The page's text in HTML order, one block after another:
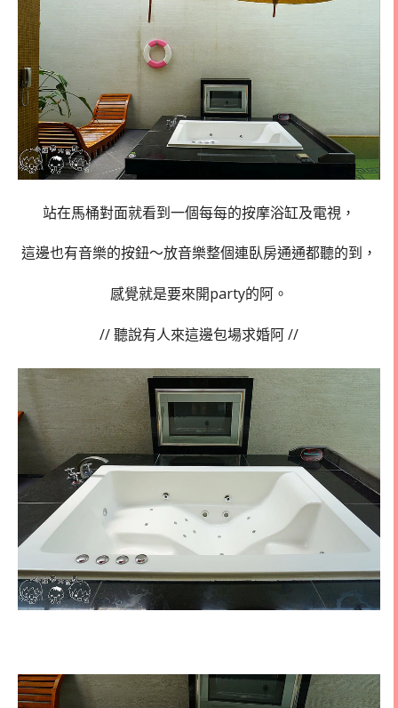
站在馬桶對面就看到一個每每的按摩浴缸及電視，
這邊也有音樂的按鈕～放音樂整個連臥房通通都聽的到，
感覺就是要來開party的阿。
// 聽說有人來這邊包場求婚阿 //